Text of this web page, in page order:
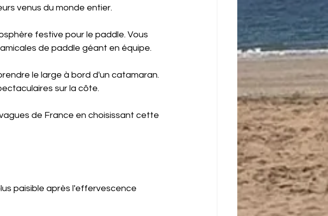
venus du monde entier.
festive pour le paddle. Vous
de paddle géant en équipe.
le large à bord d'un catamaran.
sur la côte.
vagues de France en choisissant cette
paisible après l'effervescence